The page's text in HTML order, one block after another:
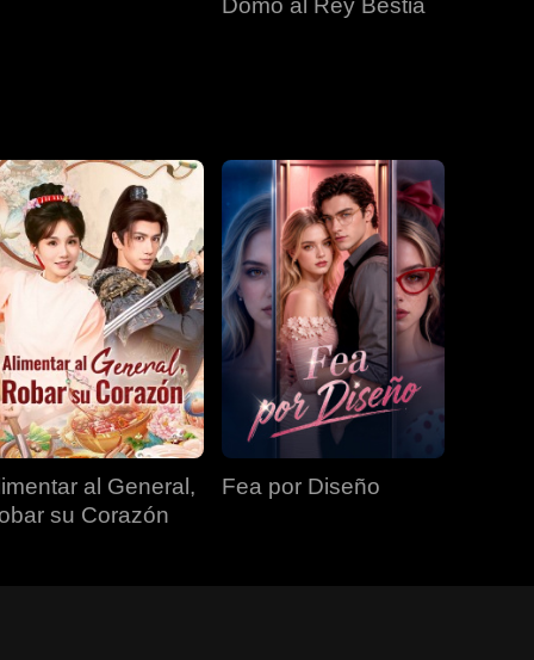
Domó al Rey Bestia
al General,
su Corazón
Fea por Diseño